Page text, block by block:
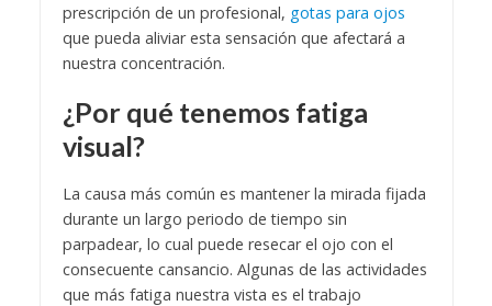
prescripción de un profesional, gotas para ojos
que pueda aliviar esta sensación que afectará a
nuestra concentración.
¿Por qué tenemos fatiga
visual?
La causa más común es mantener la mirada fijada
durante un largo periodo de tiempo sin
parpadear, lo cual puede resecar el ojo con el
consecuente cansancio. Algunas de las actividades
que más fatiga nuestra vista es el trabajo